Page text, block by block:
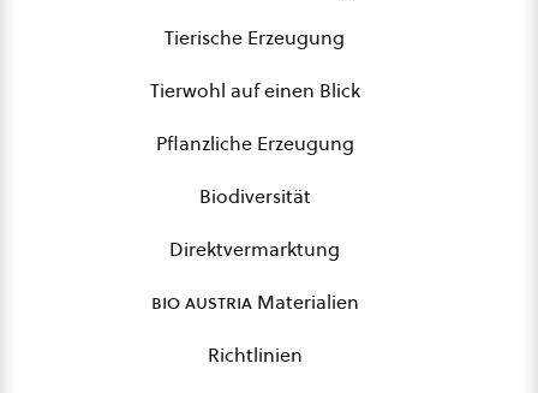
Tierische Erzeugung
Tierwohl auf einen Blick
Pflanzliche Erzeugung
Biodiversität
Direktvermarktung
bio austriaMaterialien
Richtlinien